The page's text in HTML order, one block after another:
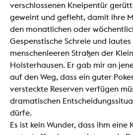
verschlossenen Kneipentür
geweint und gefleht, damit ihre
den monatlichen oder
Gespenstische Schreie und
menschenleeren Straßen der
Holsterhausen. Er gab mir an
auf den Weg, dass ein guter
versteckte Reserven verfügen
dramatischen
dürfe.
Es ist kein Wunder, dass ihm